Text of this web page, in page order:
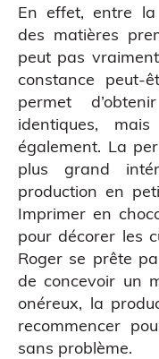
Scanner 3D
En effet, entre
des matières
peut pas
constance peut-
permet
identiques,
également. La
plus grand
production en
Imprimer en
pour décorer les
Roger se prête
de concevoir un
onéreux, la
recommencer
sans problème.